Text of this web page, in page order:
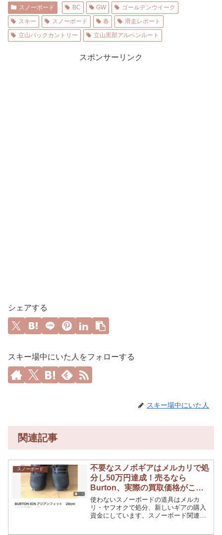
スノーボード BC GW
ゴールデンウイーク
スキー
スノーボード 春
滑走レポート
立山バックカントリー
立山黒部アルペンルート
スポンサーリンク
シェアする
スキー場中にいた人をフォローする
スキー場中にいた人
関連記事
スノーボード
不要なスノボギアはメルカリで処
分し50万円達成！売るなら
Burton、実際の買取価格がこち
ら
使わないスノーボードの道具はメルカ
リ・ヤフオクで処分、新しいギアの購入
資金にしています。スノーボード関連の